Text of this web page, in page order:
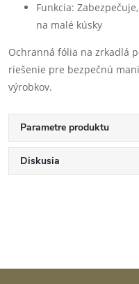
Funkcia:
na malé kúsky
Ochranná fólia na zrkadlá
riešenie pre bezpečnú
výrobkov.
Parametre produktu
Diskusia